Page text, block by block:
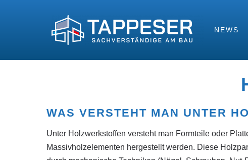
NEWS
WAS VERSTEHT MAN UNTER
Unter Holzwerkstoffen versteht man Formteile oder
Massivholzelementen hergestellt werden. Diese